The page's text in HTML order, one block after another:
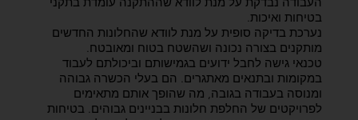
בטיחות ואיכות.
נערכת בדיקה סופית על מנת לוודא שהחלונות החדשים
מותקנים בצורה נכונה ושהשטח בטוח ומאובטח.
טכנאי גישה לחבל ידועים בגמישותם וביכולתם לעבוד
במקומות ובתנאים מאתגרים. הם בעלי הכשרה גבוהה
ומנוסה בעבודה בגובה, מה שהופך אותם מתאימים
לפרויקטים של החלפת חלונות בבניינים גבוהים. בטיחות